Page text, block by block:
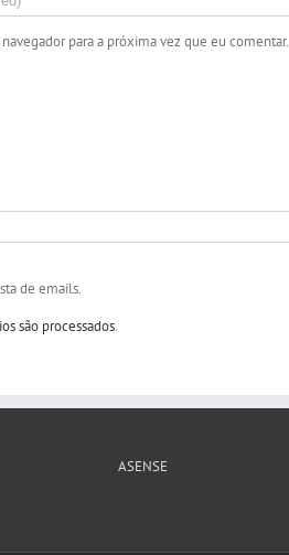
para a próxima vez que eu comentar.
de emails.
são processados.
ASENSE